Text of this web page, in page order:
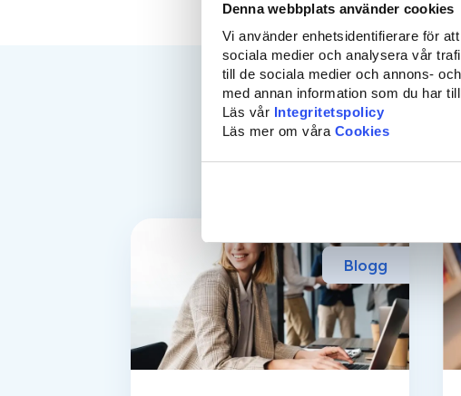
Denna webbplats använder cookies
Vi använder enhetsidentifierare för
sociala medier och analysera vår
till de sociala medier och annons-
med annan information som du har
Läs vår Integritetspolicy
Läs mer om våra Cookies
Blogg